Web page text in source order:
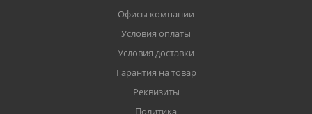
Офисы компании
Условия оплаты
Условия доставки
Гарантия на товар
Реквизиты
Политика